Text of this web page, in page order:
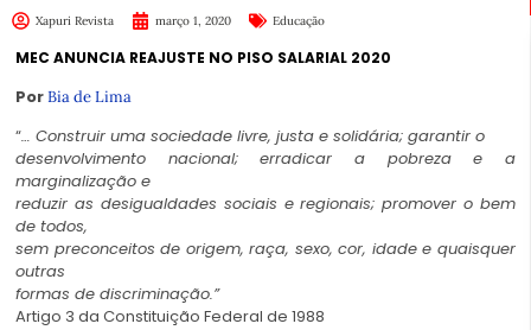
Xapuri Revista março 1, 2020 Educação
MEC ANUNCIA REAJUSTE NO PISO SALARIAL 2020
PorBia de Lima
“… Construir uma sociedade livre, justa e solidária; garantir o
desenvolvimento nacional; erradicar a pobreza e a
marginalização e
reduzir as desigualdades sociais e regionais; promover o bem
de todos,
sem preconceitos de origem, raça, sexo, cor, idade e quaisquer
outras
formas de discriminação.”
Artigo 3 da Constituição Federal de 1988